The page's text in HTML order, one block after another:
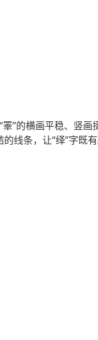
”的横画平稳、竖画
线条，让“绎”字既